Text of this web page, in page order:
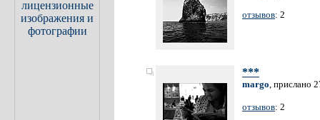
отзывов: 2
***
margo, прислано
отзывов: 2